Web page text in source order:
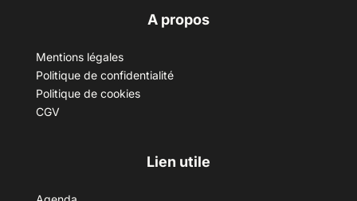
A propos
Mentions légales
Politique de confidentialité
Politique de cookies
CGV
Lien utile